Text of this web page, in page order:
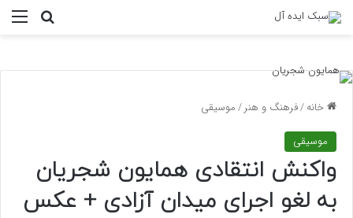
خانه/فرهنگ و هنر/موسیقی
موسیقی
واکنش انتقادی همایون شجریان
به لغو اجرای میدان آزادی + عکس